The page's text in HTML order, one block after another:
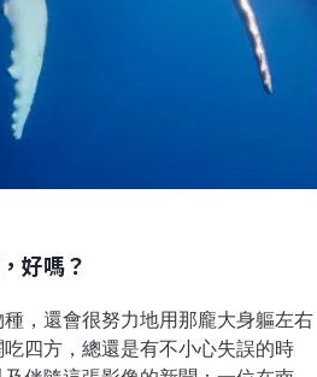
好嗎？
，還會很努力地用那龐大身軀左右
四方，總還是有不小心失誤的時